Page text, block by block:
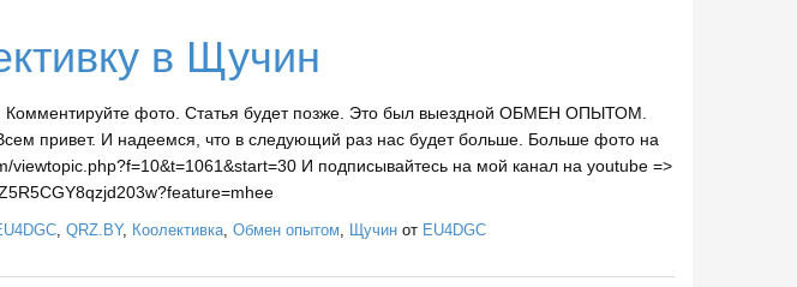
в Щучин
Комментируйте фото. Статья будет позже. Это был выездной ОБМЕН ОПЫТОМ.
привет. И надеемся, что в следующий раз нас будет больше. Больше фото на
И подписывайтесь на мой канал на youtube =>
, QRZ.BY, Коолективка, Обмен опытом, Щучинот EU4DGC